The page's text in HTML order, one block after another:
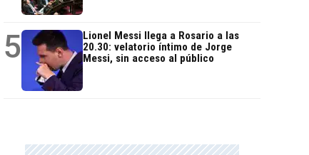
5
Lionel Messi llega a Rosario a las
20.30: velatorio íntimo de Jorge
Messi, sin acceso al público